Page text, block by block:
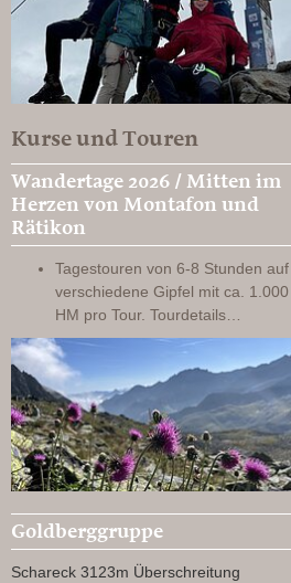
Kurse und Touren
Wandertage 2026 / Mitten im
Herzen von Montafon und
Rätikon
Tagestouren von 6-8 Stunden auf
verschiedene Gipfel mit ca. 1.000
HM pro Tour. Tourdetails…
Goldberggruppe
Schareck 3123m Überschreitung